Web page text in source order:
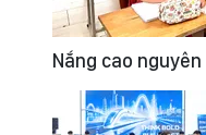
Nắng cao